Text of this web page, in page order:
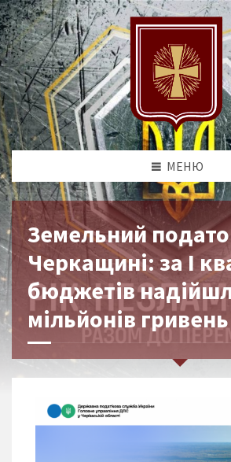
МЕНЮ
Земельний
Черкащині: за І
бюджетів
мільйонів гривень